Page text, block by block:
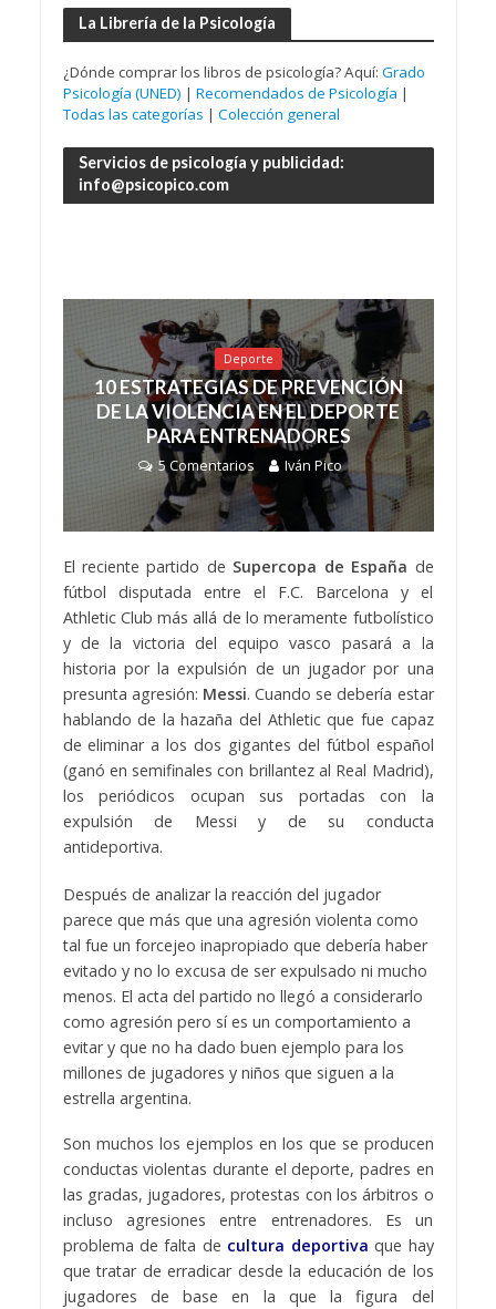
La Librería de la Psicología
¿Dónde comprar los libros de psicología? Aquí: Grado
Psicología (UNED) | Recomendados de Psicología |
Todas las categorías | Colección general
Servicios de psicología y publicidad:
info@psicopico.com
Deporte
10 ESTRATEGIAS DE PREVENCIÓN
DE LA VIOLENCIA EN EL DEPORTE
PARA ENTRENADORES
5 Comentarios Iván Pico
El reciente partido de Supercopa de España de
fútbol disputada entre el F.C. Barcelona y el
Athletic Club más allá de lo meramente futbolístico
y de la victoria del equipo vasco pasará a la
historia por la expulsión de un jugador por una
presunta agresión: Messi. Cuando se debería estar
hablando de la hazaña del Athletic que fue capaz
de eliminar a los dos gigantes del fútbol español
(ganó en semifinales con brillantez al Real Madrid),
los periódicos ocupan sus portadas con la
expulsión de Messi y de su conducta
antideportiva.
Después de analizar la reacción del jugador
parece que más que una agresión violenta como
tal fue un forcejeo inapropiado que debería haber
evitado y no lo excusa de ser expulsado ni mucho
menos. El acta del partido no llegó a considerarlo
como agresión pero sí es un comportamiento a
evitar y que no ha dado buen ejemplo para los
millones de jugadores y niños que siguen a la
estrella argentina.
Son muchos los ejemplos en los que se producen
conductas violentas durante el deporte, padres en
las gradas, jugadores, protestas con los árbitros o
incluso agresiones entre entrenadores. Es un
problema de falta de cultura deportiva que hay
que tratar de erradicar desde la educación de los
jugadores de base en la que la figura del